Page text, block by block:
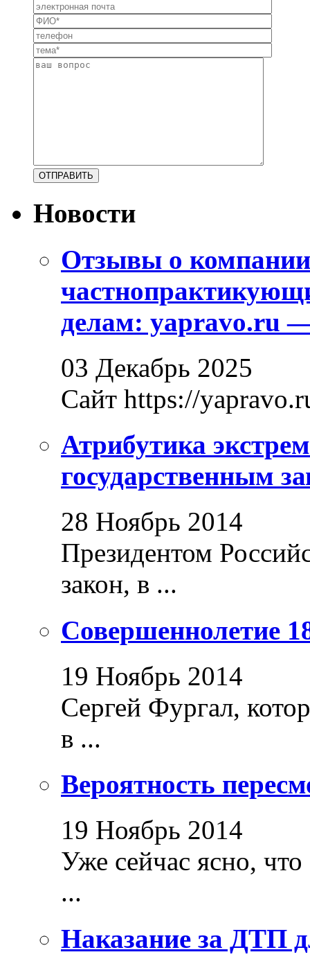
Новости
Отзывы о
делам: yapravo.ru
03 Декабрь 2025
Сайт https://
Атрибутика
государственным
28 Ноябрь 2014
Президентом
закон, в ...
Совершеннолетие
19 Ноябрь 2014
Сергей Фургал,
в ...
Вероятность
19 Ноябрь 2014
Уже сейчас ясно,
...
Наказание за ДТП